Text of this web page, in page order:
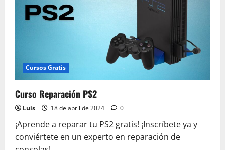
Cursos Gratis
Curso Reparación PS2
Luis 18 de abril de 2024 0
¡Aprende a reparar tu PS2 gratis! ¡Inscríbete ya y
conviértete en un experto en reparación de